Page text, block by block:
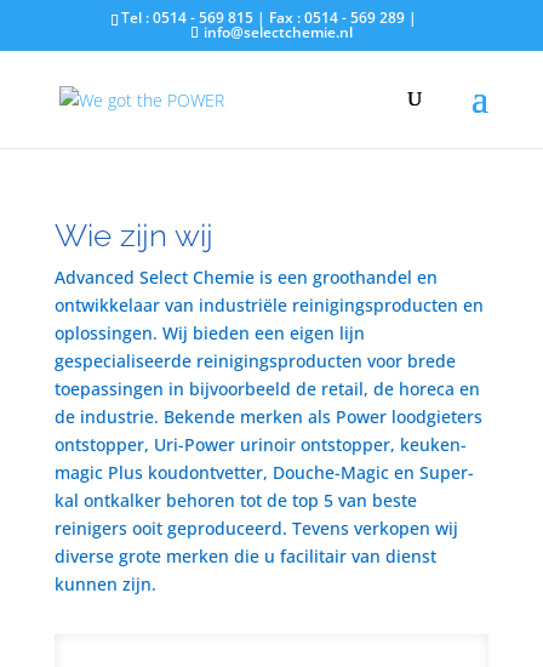
Tel : 0514 - 569 815 | Fax : 0514 - 569 289 |
info@selectchemie.nl
Wie zijn wij
Advanced Select Chemie is een groothandel en
ontwikkelaar van industriële reinigingsproducten en
oplossingen. Wij bieden een eigen lijn
gespecialiseerde reinigingsproducten voor brede
toepassingen in bijvoorbeeld de retail, de horeca en
de industrie. Bekende merken als Power loodgieters
ontstopper, Uri-Power urinoir ontstopper, keuken-
magic Plus koudontvetter, Douche-Magic en Super-
kal ontkalker behoren tot de top 5 van beste
reinigers ooit geproduceerd. Tevens verkopen wij
diverse grote merken die u facilitair van dienst
kunnen zijn.